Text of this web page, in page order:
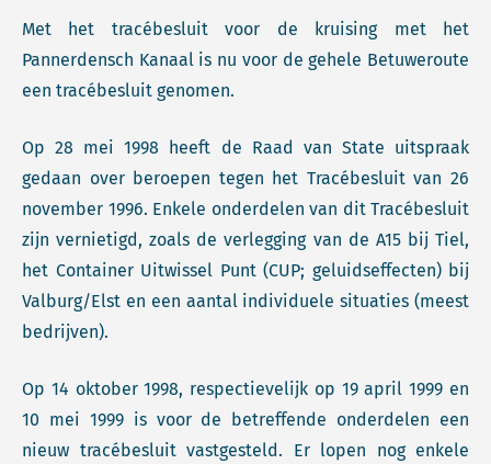
Met het tracébesluit voor de kruising met het
Pannerdensch Kanaal is nu voor de gehele Betuweroute
een tracébesluit genomen.
Op 28 mei 1998 heeft de Raad van State uitspraak
gedaan over beroepen tegen het Tracébesluit van 26
november 1996. Enkele onderdelen van dit Tracébesluit
zijn vernietigd, zoals de verlegging van de A15 bij Tiel,
het Container Uitwissel Punt (CUP; geluidseffecten) bij
Valburg/Elst en een aantal individuele situaties (meest
bedrijven).
Op 14 oktober 1998, respectievelijk op 19 april 1999 en
10 mei 1999 is voor de betreffende onderdelen een
nieuw tracébesluit vastgesteld. Er lopen nog enkele